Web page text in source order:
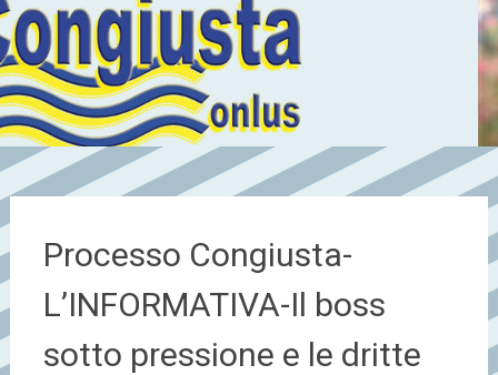
Processo Congiusta-
L’INFORMATIVA-Il boss
sotto pressione e le dritte